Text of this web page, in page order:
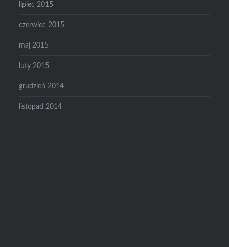
lipiec 2015
czerwiec 2015
maj 2015
luty 2015
grudzień 2014
listopad 2014